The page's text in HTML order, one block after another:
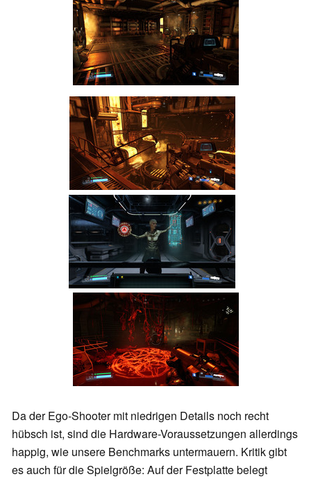
Da der Ego-Shooter mit niedrigen Details noch recht
hübsch ist, sind die Hardware-Voraussetzungen allerdings
happig, wie unsere Benchmarks untermauern. Kritik gibt
es auch für die Spielgröße: Auf der Festplatte belegt